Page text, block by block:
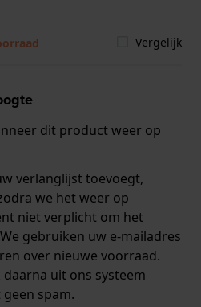
Vergelijk
dit product weer op
verlanglijst toevoegt,
we het weer op
niet verplicht om het
gebruiken uw e-mailadres
over nieuwe voorraad.
uit ons systeem
spam.